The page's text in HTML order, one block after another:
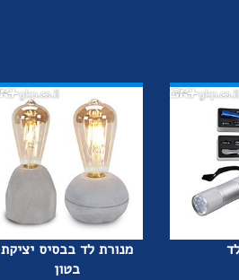
מנורת לד בבסיס יציקת
בטון